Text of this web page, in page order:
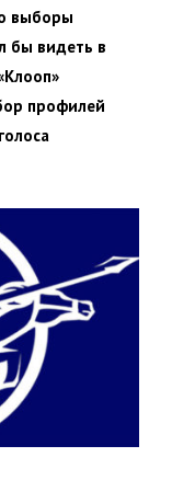
выборы
бы видеть в
профилей